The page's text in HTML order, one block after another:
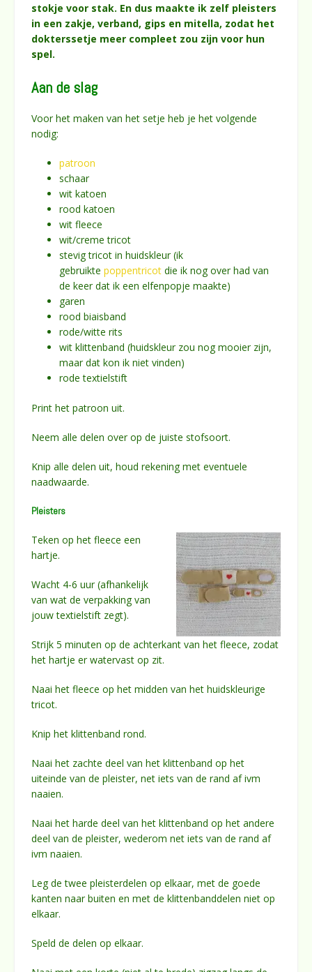
stokje voor stak. En dus maakte ik zelf pleisters
in een zakje, verband, gips en mitella, zodat het
dokterssetje meer compleet zou zijn voor hun
spel.
Aan de slag
Voor het maken van het setje heb je het volgende
nodig:
patroon
schaar
wit katoen
rood katoen
wit fleece
wit/creme tricot
stevig tricot in huidskleur (ik
gebruikte poppentricot die ik nog over had van
de keer dat ik een elfenpopje maakte)
garen
rood biaisband
rode/witte rits
wit klittenband (huidskleur zou nog mooier zijn,
maar dat kon ik niet vinden)
rode textielstift
Print het patroon uit.
Neem alle delen over op de juiste stofsoort.
Knip alle delen uit, houd rekening met eventuele
naadwaarde.
Pleisters
Teken op het fleece een
hartje.
Wacht 4-6 uur (afhankelijk
van wat de verpakking van
jouw textielstift zegt).
Strijk 5 minuten op de achterkant van het fleece, zodat
het hartje er watervast op zit.
Naai het fleece op het midden van het huidskleurige
tricot.
Knip het klittenband rond.
Naai het zachte deel van het klittenband op het
uiteinde van de pleister, net iets van de rand af ivm
naaien.
Naai het harde deel van het klittenband op het andere
deel van de pleister, wederom net iets van de rand af
ivm naaien.
Leg de twee pleisterdelen op elkaar, met de goede
kanten naar buiten en met de klittenbanddelen niet op
elkaar.
Speld de delen op elkaar.